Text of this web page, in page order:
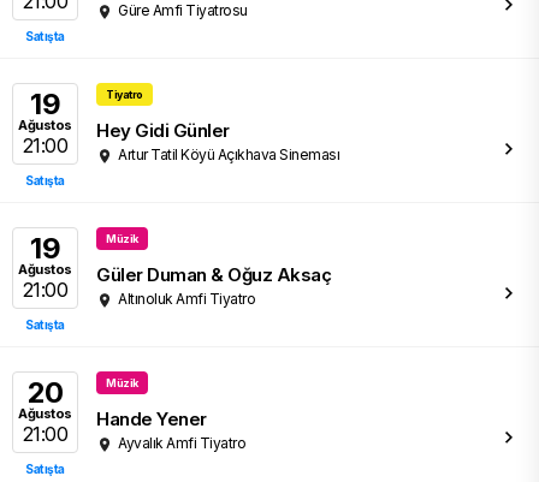
Satışta
Güre Amfi Tiyatrosu
19
Ağustos
21:00
Satışta
Tiyatro
Hey Gidi Günler
Artur Tatil Köyü Açıkhava Sineması
19
Ağustos
21:00
Satışta
Müzik
Güler Duman & Oğuz Aksaç
Altınoluk Amfi Tiyatro
20
Ağustos
21:00
Satışta
Müzik
Hande Yener
Ayvalık Amfi Tiyatro